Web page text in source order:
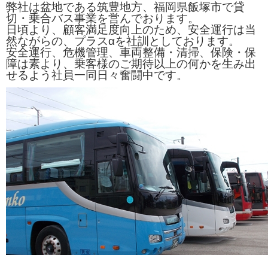
弊社は盆地である筑豊地方、福岡県飯塚市で貸
切・乗合バス事業を営んでおります。
日頃より、顧客満足度向上のため、安全運行は当
然ながらの、プラスαを社訓としております。
安全運行、危機管理、車両整備・清掃、保険・保
障は素より 、 乗客様のご期待以上の何かを生み出
せるよう社員一同日々奮闘中です。